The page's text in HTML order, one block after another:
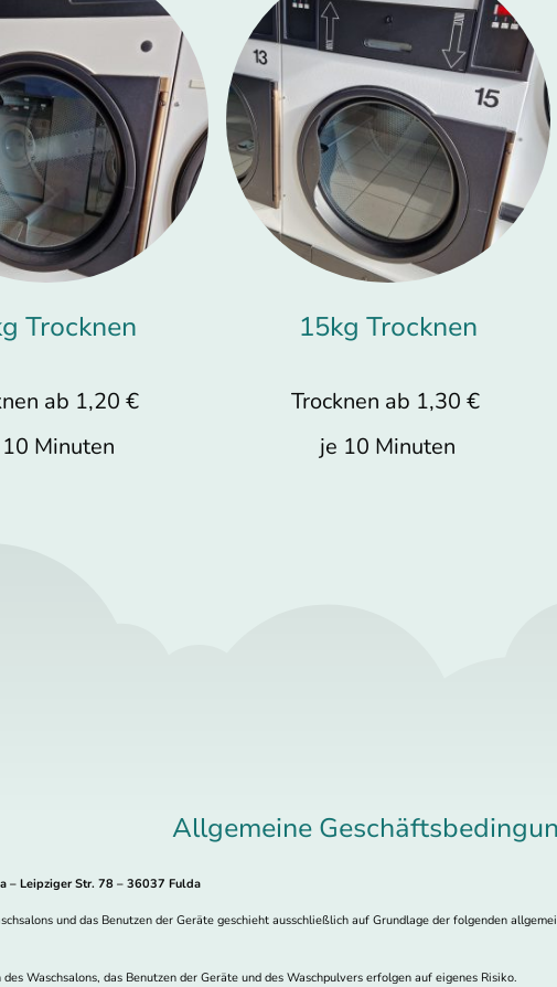
Trocknen
ab 1,20 €
Minuten
15kg Trocknen
Trocknen ab 1,30 €
je 10 Minuten
Allgemeine
– Leipziger Str. 78 – 36037 Fulda
und das Benutzen der Geräte geschieht ausschließlich auf Grundlage der folgenden
des Waschsalons, das Benutzen der Geräte und des Waschpulvers erfolgen auf eigenes Risiko.